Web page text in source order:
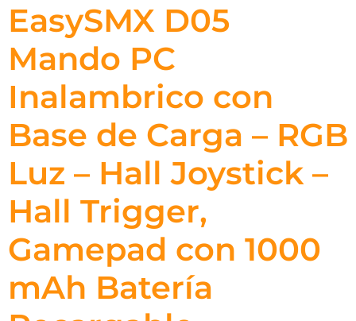
EasySMX D05
Mando PC
Inalambrico con
Base de Carga – RGB
Luz – Hall Joystick –
Hall Trigger,
Gamepad con 1000
mAh Batería